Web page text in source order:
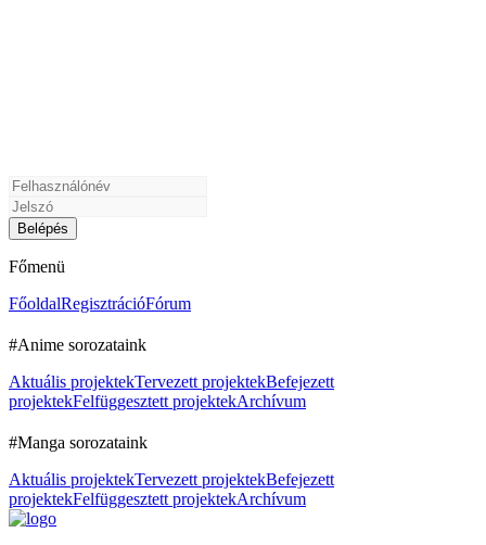
Főmenü
FőoldalRegisztrációFórum
#Anime sorozataink
Aktuális projektekTervezett projektekBefejezett
projektekFelfüggesztett projektekArchívum
#Manga sorozataink
Aktuális projektekTervezett projektekBefejezett
projektekFelfüggesztett projektekArchívum